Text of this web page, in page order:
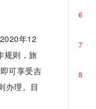
年12
规则，旅
可享受吉
办理。目
6
7
8